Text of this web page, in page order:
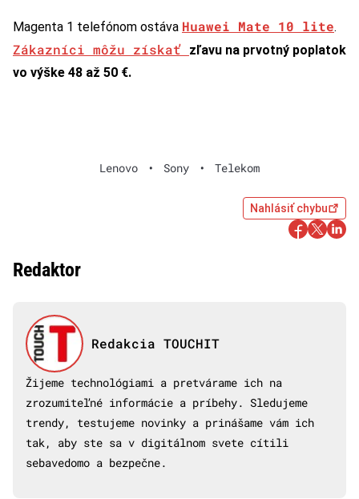
Magenta 1 telefónom ostáva Huawei Mate 10 lite.
Zákazníci môžu získať zľavu na prvotný poplatok
vo výške 48 až 50 €.
Lenovo • Sony • Telekom
Nahlásiť chybu
Redaktor
Redakcia TOUCHIT
Žijeme technológiami a pretvárame ich na
zrozumiteľné informácie a príbehy. Sledujeme
trendy, testujeme novinky a prinášame vám ich
tak, aby ste sa v digitálnom svete cítili
sebavedomo a bezpečne.